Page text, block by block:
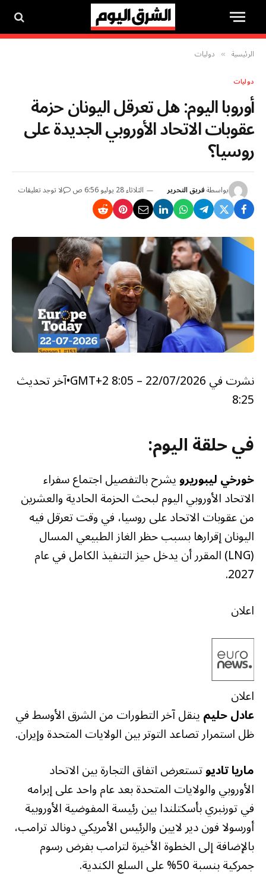
الرئيسية » دوليات
دوليات
أوروبا اليوم: هل تعرقل اليونان حزمة
عقوبات الاتحاد الأوروبي الجديدة على
روسيا؟
بواسطةفريق التحرير الثلاثاء 28 يوليو 6:56 ص لا توجد تعليقات
نشرت في22/07/2026 – 8:05 GMT+2
•آخر تحديث
8:25
في حلقة اليوم:
خورخي ليبوريرويشرح بالتفصيل اجتماع سفراء
الاتحاد الأوروبي اليوم لبحث الحزمة الحادية والعشرين
من عقوبات الاتحاد على روسيا، في وقت تعرقل فيه
اليونان إقرارها بسبب حظر الغاز الطبيعي المسال
(LNG) المقرر أن يدخل حيز التنفيذ الكامل في عام
2027.
اعلان
اعلان
عادل حليمينقل آخر التطورات من الشرق الأوسط في
ظل استمرار تصاعد التوتر بين الولايات المتحدة وإيران.
ماريا تاديوتستعرض اتفاق التجارة بين الاتحاد
الأوروبي والولايات المتحدة بعد عام واحد على إبرامه
في تورنبري بأسكتلندا بين رئيسة المفوضية الأوروبية
أورسولا فون دير لايين والرئيس الأمريكي دونالد ترامب،
بالإضافة إلى الخطوة الأخيرة لترامب بفرض رسوم
جمركية بنسبة 50% على السلع الكندية.